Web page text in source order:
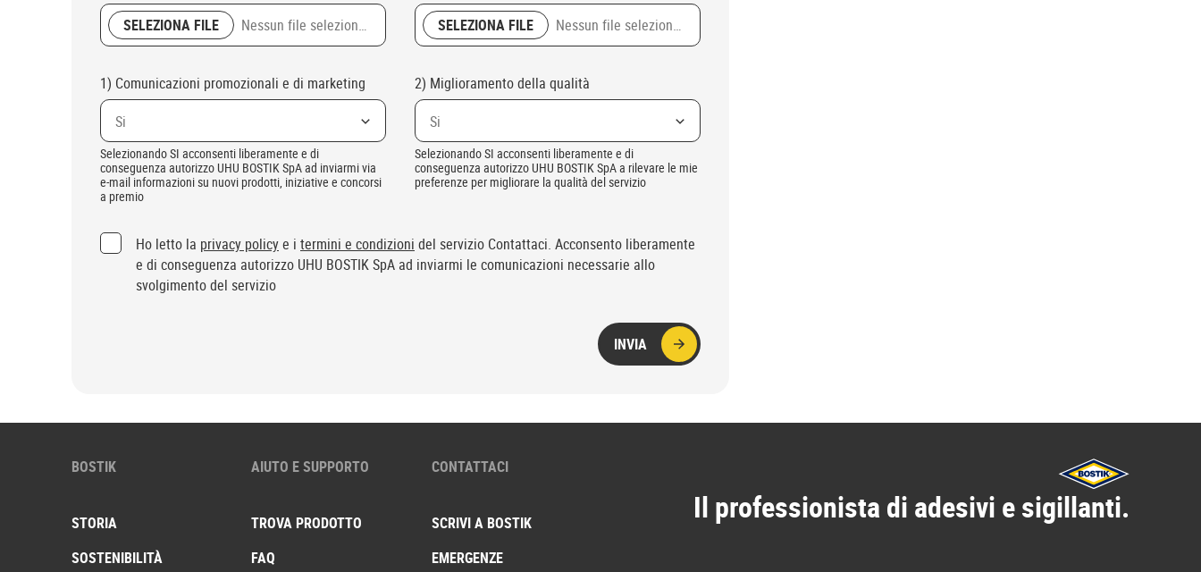
SELEZIONA FILE
Nessun file selezionato
SELEZIONA FILE
Nessun file selezionato
1) Comunicazioni promozionali e di marketing
Si
Selezionando SI acconsenti liberamente e di
conseguenza autorizzo UHU BOSTIK SpA ad inviarmi via
e-mail informazioni su nuovi prodotti, iniziative e concorsi
a premio
2) Miglioramento della qualità
Si
Selezionando SI acconsenti liberamente e di
conseguenza autorizzo UHU BOSTIK SpA a rilevare le mie
preferenze per migliorare la qualità del servizio
(opzionale)Ho letto la privacy policye i termini e condizioni del servizio Contattaci. Acconsento liberamente
e di conseguenza autorizzo UHU BOSTIK SpA ad inviarmi le comunicazioni necessarie allo
svolgimento del servizio
INVIA
BOSTIK
STORIA
SOSTENIBILITÀ
AIUTO E SUPPORTO
TROVA PRODOTTO
FAQ
CONTATTACI
SCRIVI A BOSTIK
EMERGENZE
Il professionista di adesivi e sigillanti.